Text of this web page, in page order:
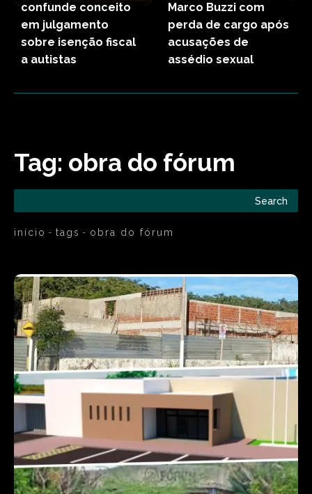
confunde conceito
em julgamento
sobre isenção fiscal
a autistas
Marco Buzzi com
perda de cargo após
acusações de
assédio sexual
Tag: obra do fórum
Search
início tags obra do fórum